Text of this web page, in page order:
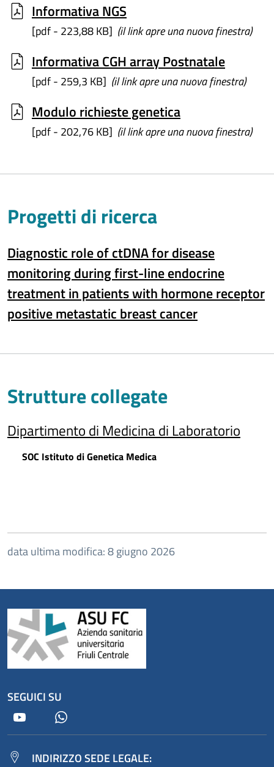
Informativa NGS
[pdf - 223,88 KB] (il link apre una nuova finestra)
Informativa CGH array Postnatale
[pdf - 259,3 KB] (il link apre una nuova finestra)
Modulo richieste genetica
[pdf - 202,76 KB] (il link apre una nuova finestra)
Progetti di ricerca
Diagnostic role of ctDNA for disease
monitoring during first-line endocrine
treatment in patients with hormone receptor
positive metastatic breast cancer
Strutture collegate
Dipartimento di Medicina di Laboratorio
SOC Istituto di Genetica Medica
data ultima modifica: 8 giugno 2026
SEGUICI SU
Youtube
INDIRIZZO SEDE LEGALE: